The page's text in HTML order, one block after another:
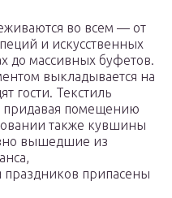
во всем — от
и искусственных
до массивных буфетов.
выкладывается на
гости. Текстиль
придавая помещению
также кувшины
вышедшие из
праздников припасены